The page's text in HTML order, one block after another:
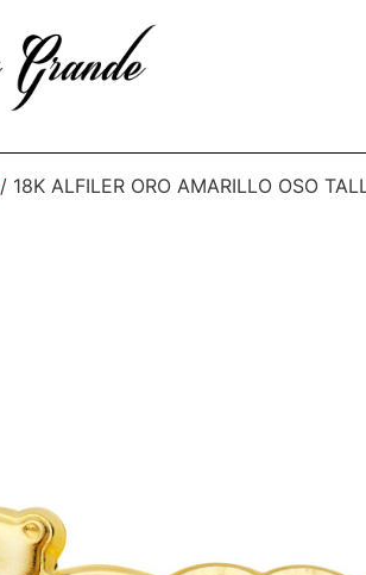
/ 18K ALFILER ORO AMARILLO OSO